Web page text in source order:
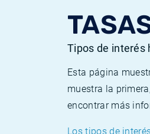
Tipos de interés
Esta página
muestra la
encontrar más
Los tipos de
Inflación Mexicano - IPC